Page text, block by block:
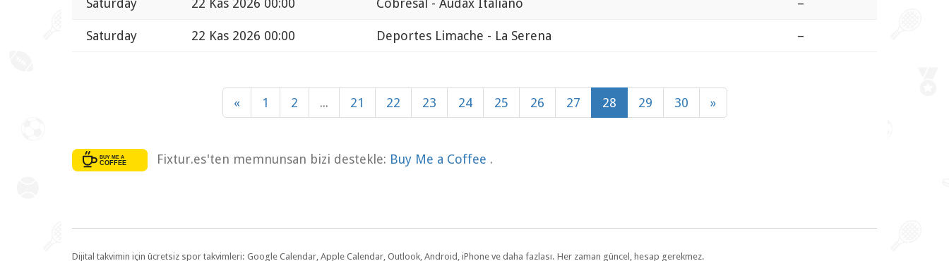
Saturday 22 Kas 2026 00:00 Cobresal - Audax Italiano –
Saturday 22 Kas 2026 00:00 Deportes Limache - La Serena –
« 1 2 ... 21 22 23 24 25 26 27 28 29 30 »
Fixtur.es'ten memnunsan bizi destekle: Buy Me a Coffee .
Dijital takvimin için ücretsiz spor takvimleri: Google Calendar, Apple Calendar, Outlook, Android, iPhone ve daha fazlası. Her zaman güncel, hesap gerekmez.